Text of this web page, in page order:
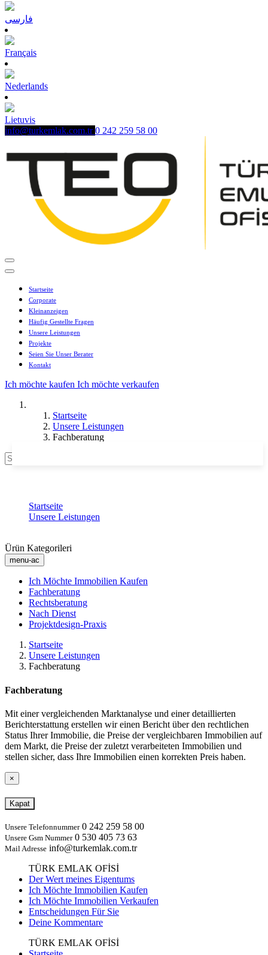
فارسی
Français
Nederlands
Lietuvis
info@turkemlak.com.tr 0 242 259 58 00
Startseite
Corporate
Kleinanzeigen
Häufig Gestellte Fragen
Unsere Leistungen
Projekte
Seien Sie Unser Berater
Kontakt
Ich möchte kaufen Ich möchte verkaufen
Startseite
Unsere Leistungen
Fachberatung
Startseite
Unsere Leistungen
Ürün Kategorileri
menu-ac
Ich Möchte Immobilien Kaufen
Fachberatung
Rechtsberatung
Nach Dienst
Projektdesign-Praxis
Startseite
Unsere Leistungen
Fachberatung
Fachberatung
Mit einer vergleichenden Marktanalyse und einer detaillierten
Berichterstattung erstellen wir einen Bericht über den rechtlichen
Status Ihrer Immobilie, die Preise der vergleichbaren Immobilien auf
dem Markt, die Preise der zuletzt verarbeiteten Immobilien und
stellen sicher, dass Ihre Immobilien einen korrekten Preis haben.
×
Kapat
Unsere Telefonnummer 0 242 259 58 00
Unsere Gsm Nummer 0 530 405 73 63
Mail Adresse info@turkemlak.com.tr
TÜRK EMLAK OFİSİ
Der Wert meines Eigentums
Ich Möchte Immobilien Kaufen
Ich Möchte Immobilien Verkaufen
Entscheidungen Für Sie
Deine Kommentare
TÜRK EMLAK OFİSİ